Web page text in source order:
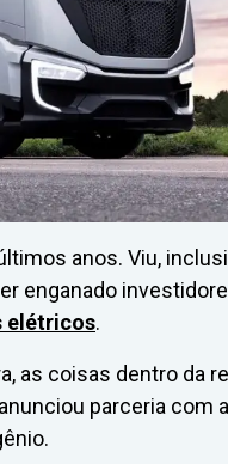
anos. Viu,
enganado
elétricos.
as coisas dentro da
parceria com